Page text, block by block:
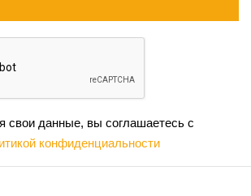
свои данные, вы соглашаетесь с
конфиденциальности